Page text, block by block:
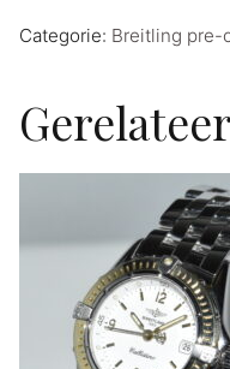
Categorie: Breitling pre-